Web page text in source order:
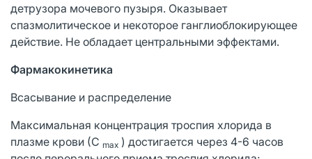
детрузора мочевого пузыря. Оказывает
спазмолитическое и некоторое ганглиоблокирующее
действие. Не обладает центральными эффектами.
Фармакокинетика
Всасывание и распределение
Максимальная концентрация троспия хлорида в
плазме крови (С max ) достигается через 4-6 часов